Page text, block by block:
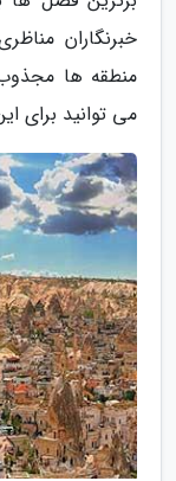
خبرنگاران
منطقه ها مجذوب
می توانید برای